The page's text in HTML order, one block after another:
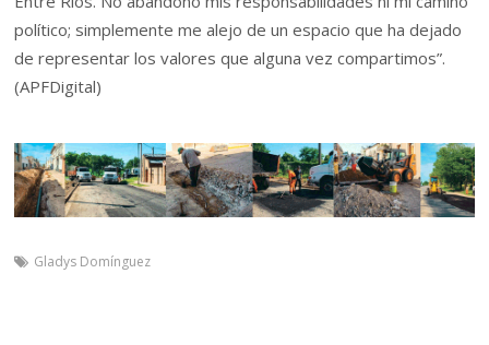
político; simplemente me alejo de un espacio que ha dejado
de representar los valores que alguna vez compartimos”.
(APFDigital)
Gladys Domínguez